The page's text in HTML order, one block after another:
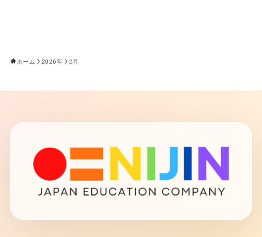
ホーム 2026年 2月